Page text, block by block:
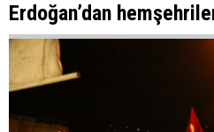
Erdoğan’dan